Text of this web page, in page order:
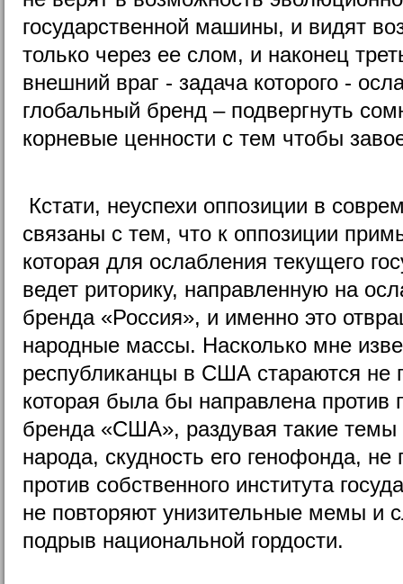
государственной машины, и видят
только через ее слом, и наконец
внешний враг - задача которого -
глобальный бренд – подвергнуть
корневые ценности с тем чтобы
Кстати, неуспехи оппозиции в
связаны с тем, что к оппозиции
которая для ослабления текущего
ведет риторику, направленную на
бренда «Россия», и именно это
народные массы. Насколько мне
республиканцы в США стараются не
которая была бы направлена против
бренда «США», раздувая такие темы
народа, скудность его генофонда,
против собственного института
не повторяют унизительные мемы и
подрыв национальной гордости.